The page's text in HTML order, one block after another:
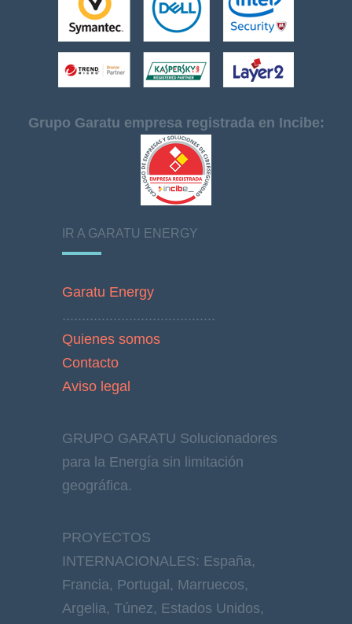
Grupo Garatu empresa registrada en Incibe:
IR A GARATU ENERGY
Garatu Energy
.......................................
Quienes somos
Contacto
Aviso legal
GRUPO GARATU Solucionadores
para la Energía sin limitación
geográfica.
PROYECTOS
INTERNACIONALES: España,
Francia, Portugal, Marruecos,
Argelia, Túnez, Estados Unidos,